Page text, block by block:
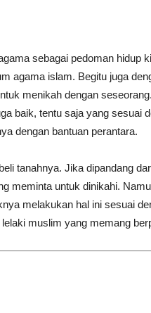
sebagai pedoman hidup
agama islam. Begitu juga
menikah dengan
baik, tentu saja yang sesuai
dengan bantuan perantara.
tanahnya. Jika dipandang
meminta untuk dinikahi.
melakukan hal ini sesuai
muslim yang memang